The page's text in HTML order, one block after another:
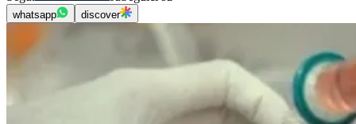
whatsapp discover